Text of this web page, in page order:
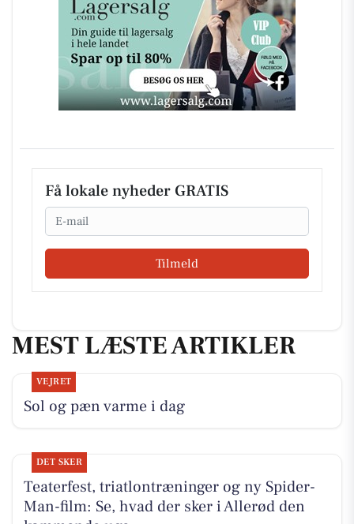
Få lokale nyheder GRATIS
Email
Tilmeld
MEST LÆSTE ARTIKLER
VEJRET
Sol og pæn varme i dag
DET SKER
Teaterfest, triatlontræninger og ny Spider-
Man-film: Se, hvad der sker i Allerød den